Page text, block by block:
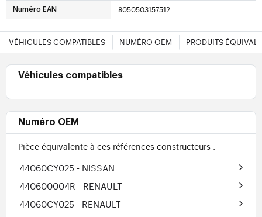
Numéro EAN 8050503157512
VÉHICULES COMPATIBLES NUMÉRO OEM PRODUITS
Véhicules compatibles
Numéro OEM
Pièce équivalente à ces références constructeurs :
44060CY025 - NISSAN
440600004R - RENAULT
44060CY025 - RENAULT